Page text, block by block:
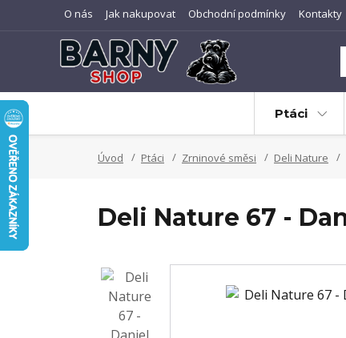
O nás Jak nakupovat Obchodní podmínky Kontakty
Ptáci
Úvod Ptáci Zrninové směsi Deli Nature
Deli Nature 67 -